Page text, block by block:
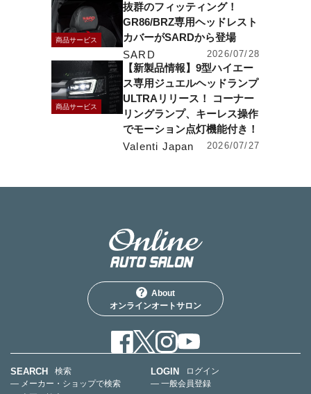
商品サービス
抜群のフィッティング！
GR86/BRZ専用ヘッドレスト
カバーがSARDから登場
SARD
2026/07/28
商品サービス
【新製品情報】9型ハイエー
ス専用ジュエルヘッドランプ
ULTRAリリース！ コーナー
リングランプ、キーレス操作
でモーション点灯機能付き！
Valenti Japan
2026/07/27
About
オンラインオートサロン
SEARCH
検索
— メーカー・ショップで検索
LOGIN
ログイン
— 一般会員登録